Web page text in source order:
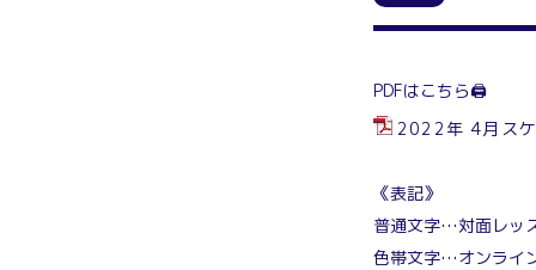
PDFはこちら🖨️
2022年 4月ス
《表記》
普通文字…対面レッ
色帯文字…オンライ